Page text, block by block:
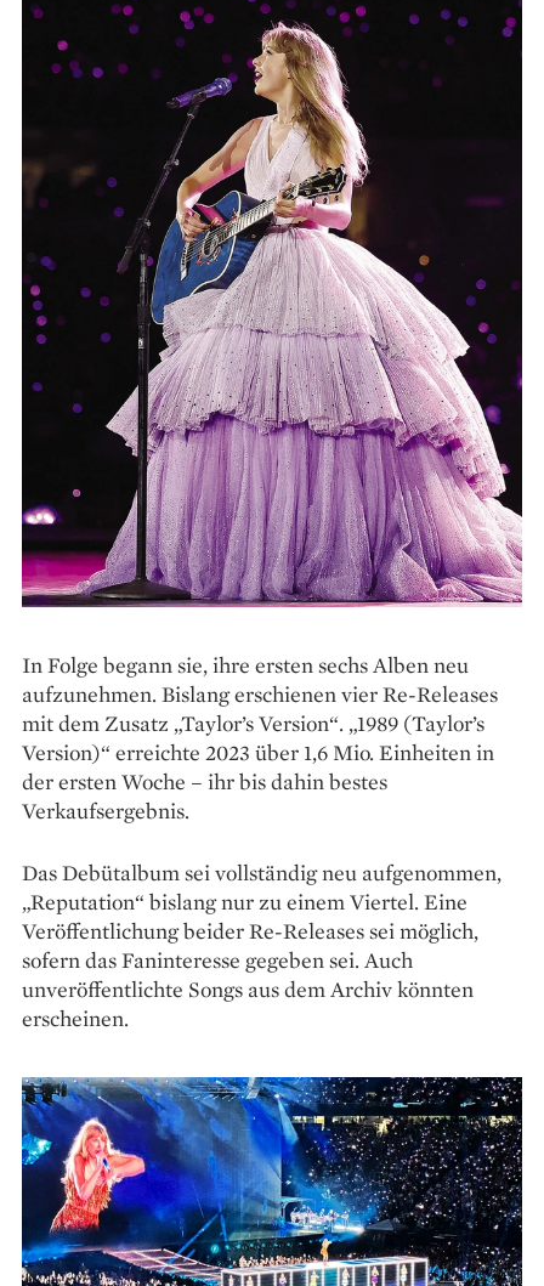
In Folge begann sie, ihre ersten sechs Alben neu
aufzunehmen. Bislang erschienen vier Re-Releases
mit dem Zusatz „Taylor’s Version“. „1989 (Taylor’s
Version)“ erreichte 2023 über 1,6 Mio. Einheiten in
der ersten Woche – ihr bis dahin bestes
Verkaufsergebnis.
Das Debütalbum sei vollständig neu aufgenommen,
„Reputation“ bislang nur zu einem Viertel. Eine
Veröffentlichung beider Re-Releases sei möglich,
sofern das Faninteresse gegeben sei. Auch
unveröffentlichte Songs aus dem Archiv könnten
erscheinen.